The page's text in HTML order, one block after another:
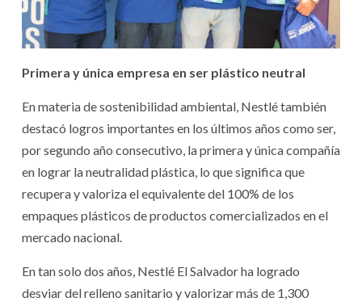
Primera y única empresa en ser plástico neutral
En materia de sostenibilidad ambiental, Nestlé también
destacó logros importantes en los últimos años como ser,
por segundo año consecutivo, la primera y única compañía
en lograr la neutralidad plástica, lo que significa que
recupera y valoriza el equivalente del 100% de los
empaques plásticos de productos comercializados en el
mercado nacional.
En tan solo dos años, Nestlé El Salvador ha logrado
desviar del relleno sanitario y valorizar más de 1,300